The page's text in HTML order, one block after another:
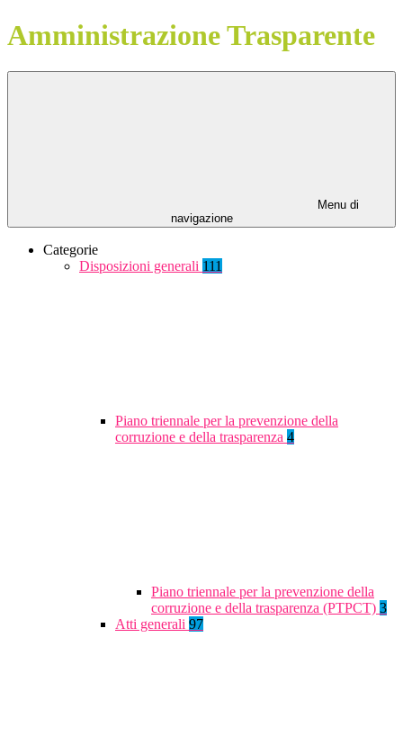
Amministrazione Trasparente
Menu di
navigazione
Categorie
Disposizioni generali 111
Piano triennale per la prevenzione della
corruzione e della trasparenza 4
Piano triennale per la prevenzione della
corruzione e della trasparenza (PTPCT) 3
Atti generali 97